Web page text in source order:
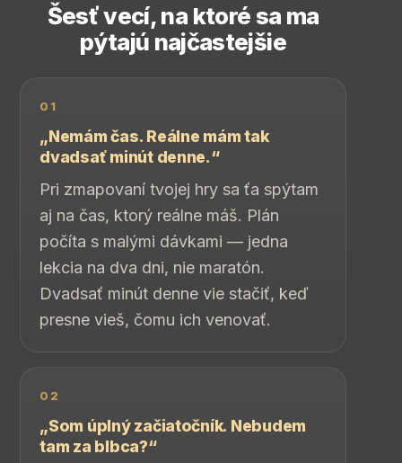
Šesť vecí, na ktoré sa ma
pýtajú najčastejšie
01
„Nemám čas. Reálne mám tak
dvadsať minút denne.“
Pri zmapovaní tvojej hry sa ťa spýtam
aj na čas, ktorý reálne máš. Plán
počíta s malými dávkami — jedna
lekcia na dva dni, nie maratón.
Dvadsať minút denne vie stačiť, keď
presne vieš, čomu ich venovať.
02
„Som úplný začiatočník. Nebudem
tam za blbca?“